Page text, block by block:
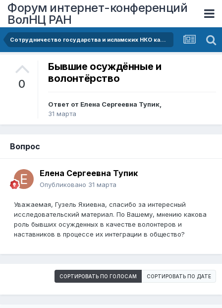
Форум интернет-конференций
ВолНЦ РАН
Сотрудничество государства и исламских НКО как фактор консолидации общества и адресной поддержки уязвимых групп
0
Бывшие осуждённые и
волонтёрство
Ответ от Елена Сергеевна Тупик,
31 марта
Вопрос
Елена Сергеевна Тупик
Опубликовано 31 марта
Уважаемая, Гузель Яхиевна, спасибо за интересный
исследовательский материал. По Вашему, мнению какова
роль бывших осужденных в качестве волонтеров и
наставников в процессе их интеграции в общество?
СОРТИРОВАТЬ ПО ГОЛОСАМ СОРТИРОВАТЬ ПО ДАТЕ